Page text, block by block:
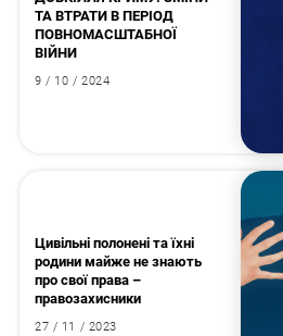
ТА ВТРАТИ В ПЕРІОД
ПОВНОМАСШТАБНОЇ
ВІЙНИ
9 / 10 / 2024
Цивільні полонені та їхні
родини майже не знають
про свої права –
правозахисники
27 / 11 / 2023